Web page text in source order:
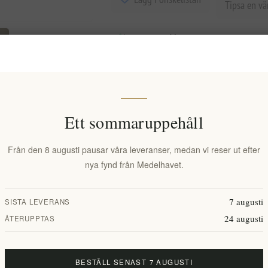
Tipsa en
Lagerstatus:I lager
Specifications Reviews
på en samling amerikanska och franska fat, vilket ger den en rik
helhetseffekt.
Ett sommaruppehåll
Från den 8 augusti pausar våra leveranser, medan vi reser ut efter
nya fynd från Medelhavet.
SISTA LEVERANS 7 augusti
ÅTERUPPTAS 24 augusti
BESTÄLL SENAST 7 AUGUSTI